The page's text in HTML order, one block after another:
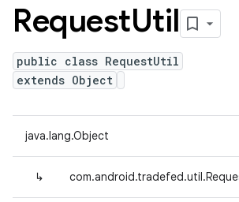
RequestUtil
public class RequestUtil
extends Object
java.lang.Object
↳